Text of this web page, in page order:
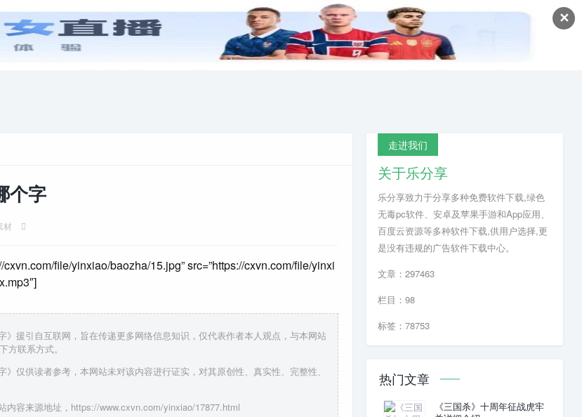
✕
游戏攻略 电脑游戏
个字
材
cxvn.com/file/yinxiao/baozha/15.jpg” src=”https://cxvn.com/file/yinxi
》援引自互联网，旨在传递更多网络信息知识，仅代表作者本人观点，与本网站
方联系方式。
》仅供读者参考，本网站未对该内容进行证实，对其原创性、真实性、完整性、
内容来源地址，https://www.cxvn.com/yinxiao/17877.html
走进我们
关于乐分享
乐分享致力于分享多种免费软件下载,绿色
无毒pc软件、安卓及苹果手游和App应用、
百度云资源等多种软件下载,供用户选择,更
是没有违规的广告软件下载中心。
文章：297463
栏目：98
标签：78753
热门文章
《三国杀》十周年征战虎牢